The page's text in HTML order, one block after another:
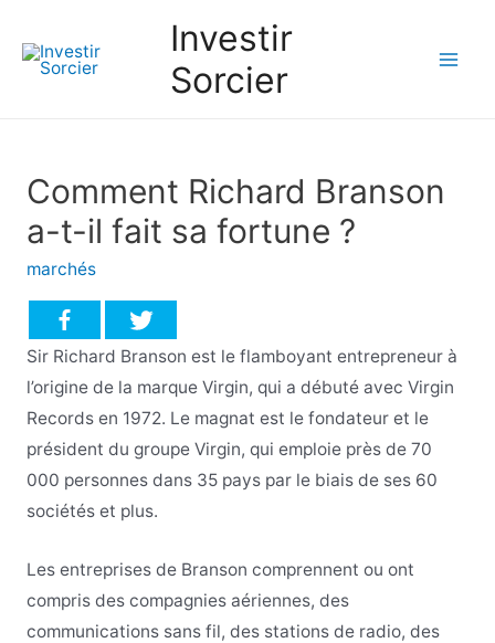
Investir
Sorcier
Comment Richard Branson
a-t-il fait sa fortune ?
marchés
Sir Richard Branson est le flamboyant entrepreneur à
l’origine de la marque Virgin, qui a débuté avec Virgin
Records en 1972. Le magnat est le fondateur et le
président du groupe Virgin, qui emploie près de 70
000 personnes dans 35 pays par le biais de ses 60
sociétés et plus.
Les entreprises de Branson comprennent ou ont
compris des compagnies aériennes, des
communications sans fil, des stations de radio, des